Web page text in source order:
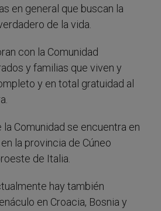
en general que buscan la
de la vida.
con la Comunidad
y familias que viven y
y en total gratuidad al
la Comunidad se encuentra en
la provincia de Cúneo
de Italia.
hay también
en Croacia, Bosnia y